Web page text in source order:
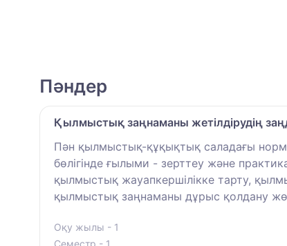
Пәндер
Қылмыстық заңнаманы жетілдірудің
Пән қылмыстық-құқықтық саладағы
бөлігінде ғылыми - зерттеу және
қылмыстық жауапкершілікке тарту,
қылмыстық заңнаманы дұрыс қолдану
Оқу жылы - 1